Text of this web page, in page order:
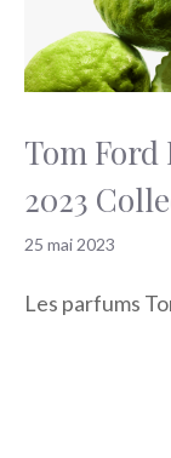
Tom Ford
2023
25 mai 2023
Les parfums